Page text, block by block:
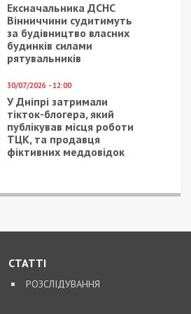
Ексначальника ДСНС
Вінниччини судитимуть
за будівництво власних
будинків силами
рятувальників
30/07/2026 - 12:00
У Дніпрі затримали
тікток-блогера, який
публікував місця роботи
ТЦК, та продавця
фіктивних меддовідок
СТАТТІ
РОЗСЛІДУВАННЯ